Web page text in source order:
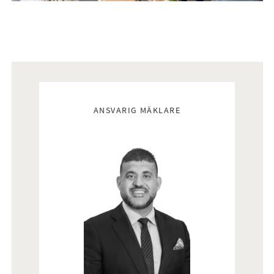
handfat med kommod, spegelskåp samt handdukstork.
Sovrum med parkettgolv och ljusa väggar. Rummet erbjuder
plats för dubbelsäng med tillhörande möblemang samt god
förvaring genom flertalet garderober längs ena väggen.
Fönsterpartiet vetter mot grönska.
ANSVARIG MÄKLARE